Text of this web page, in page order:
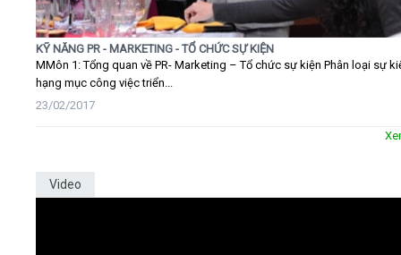
KỸ NĂNG PR - MARKETING - TỔ CHỨC SỰ KIỆN
MMôn 1: Tổng quan về PR- Marketing – Tổ chức sự kiện Phân loại sự
hạng mục công việc triển...
23/02/2017
Video